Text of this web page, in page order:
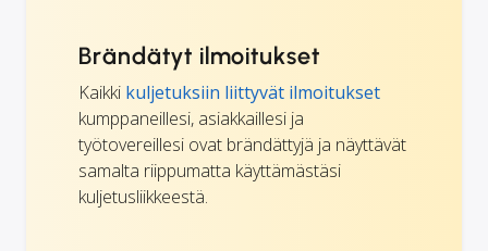
Brändätyt ilmoitukset
Kaikki kuljetuksiin liittyvät ilmoitukset
kumppaneillesi, asiakkaillesi ja
työtovereillesi ovat brändättyjä ja näyttävät
samalta riippumatta käyttämästäsi
kuljetusliikkeestä.